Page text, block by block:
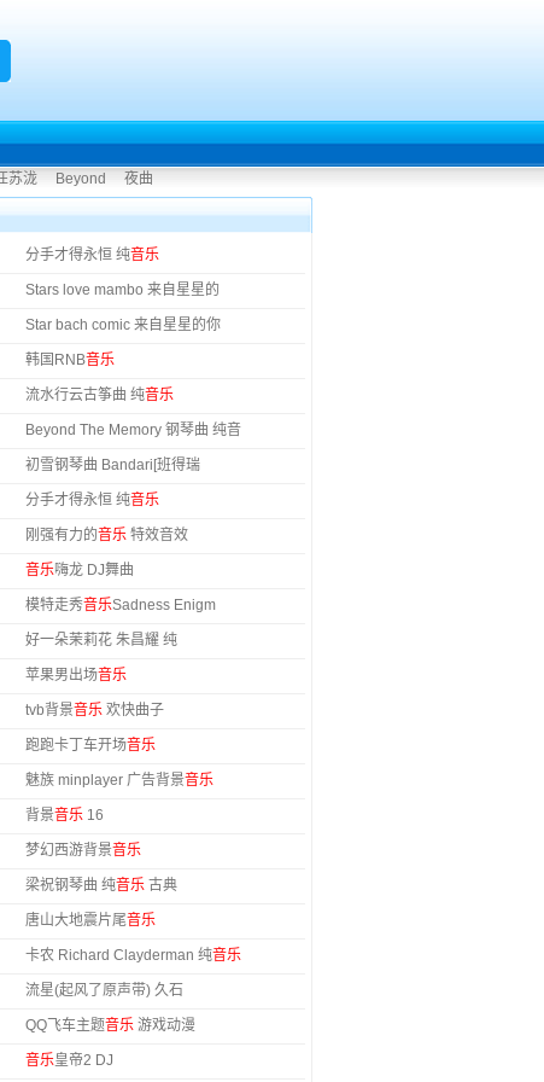
苏泷 Beyond 夜曲
分手才得永恒 纯音乐
Stars love mambo 来自星星的
Star bach comic 来自星星的你
韩国RNB音乐
流水行云古筝曲 纯音乐
Beyond The Memory 钢琴曲 纯音
初雪钢琴曲 Bandari[班得瑞
分手才得永恒 纯音乐
刚强有力的音乐 特效音效
音乐嗨龙 DJ舞曲
模特走秀音乐Sadness Enigm
好一朵茉莉花 朱昌耀 纯
苹果男出场音乐
tvb背景音乐 欢快曲子
跑跑卡丁车开场音乐
魅族 minplayer 广告背景音乐
背景音乐 16
梦幻西游背景音乐
梁祝钢琴曲 纯音乐 古典
唐山大地震片尾音乐
卡农 Richard Clayderman 纯音乐
流星(起风了原声带) 久石
QQ飞车主题音乐 游戏动漫
音乐皇帝2 DJ